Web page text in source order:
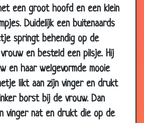
een groot hoofd en een klein
Duidelijk een buitenaards
springt behendig op de
en besteld een pilsje. Hij
en haar welgevormde mooie
likt aan zijn vinger en drukt
borst bij de vrouw. Dan
vinger nat en drukt die op de
een imam 3.26
2.70
3.51
onder! 2.61